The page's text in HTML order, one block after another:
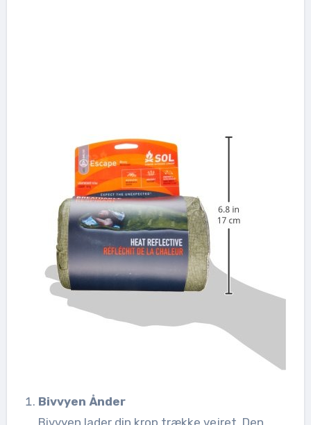
Bivvyen Ånder
Bivvyen lader din krop trække vejret. Den